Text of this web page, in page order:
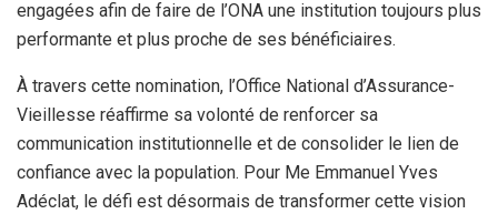
engagées afin de faire de l’ONA une institution toujours plus
performante et plus proche de ses bénéficiaires.
À travers cette nomination, l’Office National d’Assurance-
Vieillesse réaffirme sa volonté de renforcer sa
communication institutionnelle et de consolider le lien de
confiance avec la population. Pour Me Emmanuel Yves
Adéclat, le défi est désormais de transformer cette vision